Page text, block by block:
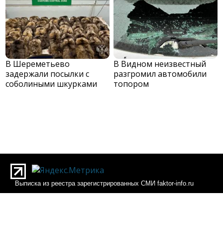
В Шереметьево
задержали посылки с
соболиными шкурками
В Видном неизвестный
разгромил автомобили
топором
Выписка из реестра зарегистрированных СМИ faktor-info.ru